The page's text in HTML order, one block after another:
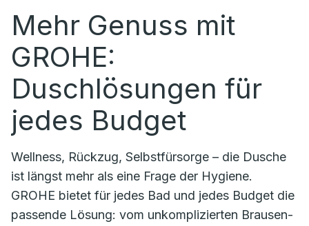
Mehr Genuss mit
GROHE:
Duschlösungen für
jedes Budget
Wellness, Rückzug, Selbstfürsorge – die Dusche
ist längst mehr als eine Frage der Hygiene.
GROHE bietet für jedes Bad und jedes Budget die
passende Lösung: vom unkomplizierten Brausen-